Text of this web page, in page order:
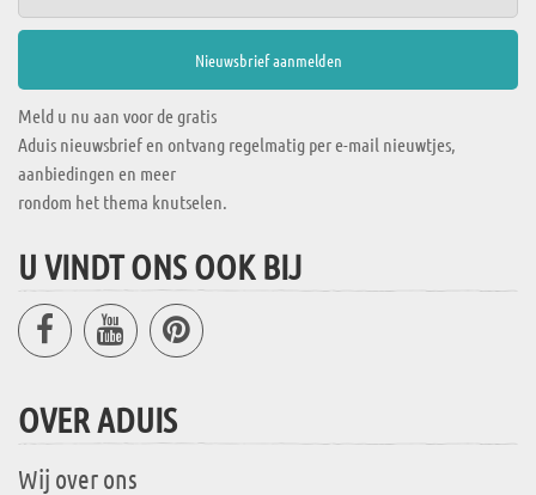
Meld u nu aan voor de gratis
Aduis nieuwsbrief en ontvang regelmatig per e-mail nieuwtjes,
aanbiedingen en meer
rondom het thema knutselen.
U VINDT ONS OOK BIJ
OVER ADUIS
Wij over ons